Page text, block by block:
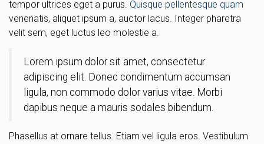
tempor ultrices eget a purus. Quisque pellentesque quam
venenatis, aliquet ipsum a, auctor lacus. Integer pharetra
velit sem, eget luctus leo molestie a.
Lorem ipsum dolor sit amet, consectetur
adipiscing elit. Donec condimentum accumsan
ligula, non commodo dolor varius vitae. Morbi
dapibus neque a mauris sodales bibendum.
Phasellus at ornare tellus. Etiam vel ligula eros. Vestibulum